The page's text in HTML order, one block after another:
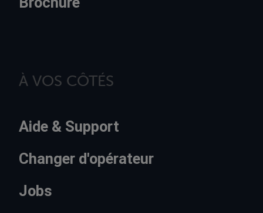
À VOS CÔTÉS
Aide & Support
Changer d'opérateur
Jobs